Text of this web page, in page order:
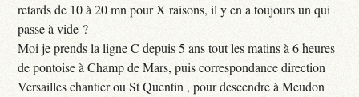
retards de 10 à 20 mn pour X raisons, il y en a toujours un qui
passe à vide ?
Moi je prends la ligne C depuis 5 ans tout les matins à 6 heures
de pontoise à Champ de Mars, puis correspondance direction
Versailles chantier ou St Quentin , pour descendre à Meudon